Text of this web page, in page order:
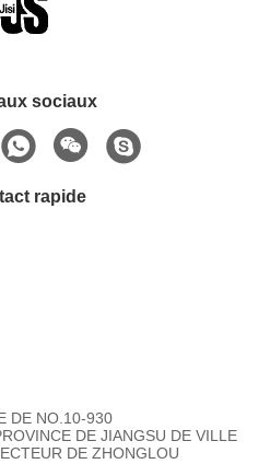
sociaux
rapide
DE NO.10-930
DE JIANGSU DE VILLE
DE ZHONGLOU